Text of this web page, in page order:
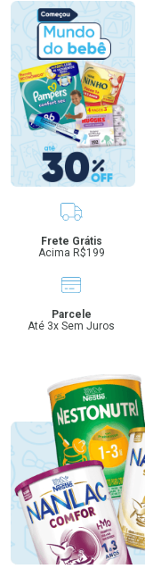
Benefícios
Frete Grátis
Acima R$199
Parcele
Até 3x Sem Juros